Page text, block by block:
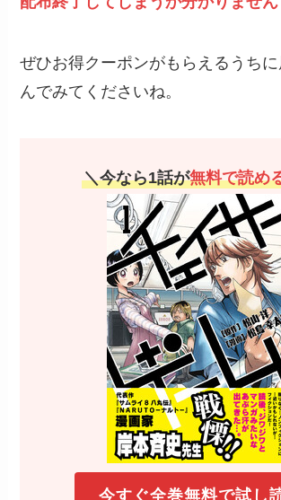
ぜひお得クーポンがもらえるうち
んでみてくださいね。
＼今なら1話が無料で読め
今すぐ全巻無料で試し